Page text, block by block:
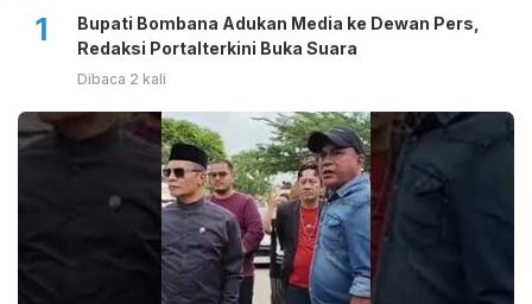
1
Bupati Bombana Adukan Media ke Dewan Pers,
Redaksi Portalterkini Buka Suara
Dibaca 2 kali